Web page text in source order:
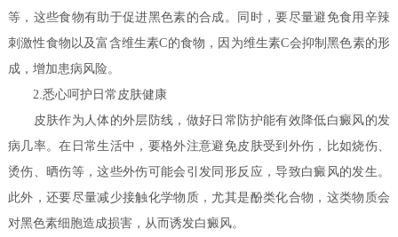
等，这些食物有助于促进黑色素的合成。同时，要尽量避免食用辛辣
刺激性食物以及富含维生素C的食物，因为维生素C会抑制黑色素的形
成，增加患病风险。
2.悉心呵护日常皮肤健康
皮肤作为人体的外层防线，做好日常防护能有效降低白癜风的发
病几率。在日常生活中，要格外注意避免皮肤受到外伤，比如烧伤、
烫伤、晒伤等，这些外伤可能会引发同形反应，导致白癜风的发生。
此外，还要尽量减少接触化学物质，尤其是酚类化合物，这类物质会
对黑色素细胞造成损害，从而诱发白癜风。